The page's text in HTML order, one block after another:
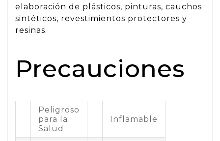
elaboración de plásticos, pinturas, cauchos
sintéticos, revestimientos protectores y
resinas.
Precauciones
Peligroso
para la
Salud
Inflamable